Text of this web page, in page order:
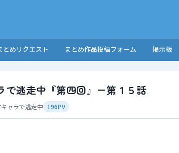
とめリクエスト まとめ作品投稿フォーム 掲示板
で逃走中『第四回』ー第１５話
ャラで逃走中 196PV